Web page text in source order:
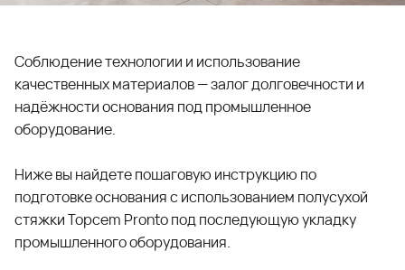
Соблюдение технологии и использование
качественных материалов — залог долговечности и
надёжности основания под промышленное
оборудование.
Ниже вы найдете пошаговую инструкцию по
подготовке основания с использованием полусухой
стяжкиTopcem Prontoпод последующую укладку
промышленного оборудования.